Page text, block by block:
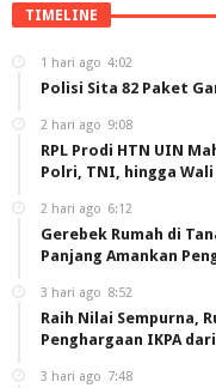
TIMELINE
1 hari ago 4:02
Polisi Sita 82 Paket
2 hari ago 9:08
RPL Prodi HTN UIN
Polri, TNI, hingga
2 hari ago 6:12
Gerebek Rumah di
Panjang Amankan
3 hari ago 8:52
Raih Nilai Sempurna,
Penghargaan IKPA
3 hari ago 7:48